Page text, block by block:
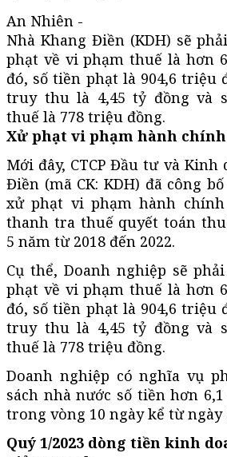
An Nhiên -
Nhà Khang Điền (KDH) sẽ
phạt về vi phạm thuế là hơn
đó, số tiền phạt là 904,6 triệu
truy thu là 4,45 tỷ đồng và
thuế là 778 triệu đồng.
Xử phạt vi phạm hành chính
Mới đây, CTCP Đầu tư và Kinh
Điền (mã CK: KDH) đã công
xử phạt vi phạm hành
thanh tra thuế quyết toán
5 năm từ 2018 đến 2022.
Cụ thể, Doanh nghiệp sẽ
phạt về vi phạm thuế là hơn
đó, số tiền phạt là 904,6 triệu
truy thu là 4,45 tỷ đồng và
thuế là 778 triệu đồng.
Doanh nghiệp có nghĩa vụ
sách nhà nước số tiền hơn
trong vòng 10 ngày kể từ ngày
Quý 1/2023 dòng tiền kinh